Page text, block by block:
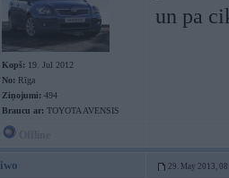
Kopš: 19. Jul 2012
No: Rīga
Ziņojumi: 494
Braucu ar: TOYOTA AVENSIS
un pa
iwo 29. May 2013,